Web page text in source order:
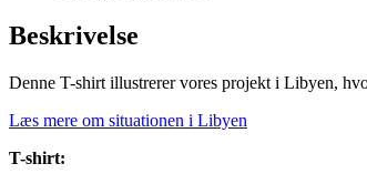
Beskrivelse
Denne T-shirt illustrerer vores projekt i Libyen,
Læs mere om situationen i Libyen
T-shirt: